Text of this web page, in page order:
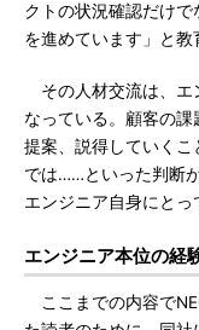
クトの状況確認だけ
を進めています」と教
その人材交流は、エ
なっている。顧客の
提案、説得していくこ
では……といった判断
エンジニア自身にとっ
エンジニア本位の経
ここまでの内容で